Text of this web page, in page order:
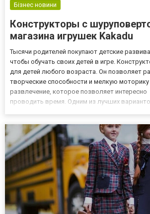
Бізнес новини
Конструкторы с
магазина игрушек Kakadu
Тысячи родителей покупают детские
чтобы обучать своих детей в игре.
для детей любого возраста. Он позволяет
творческие способности и мелкую
развлечение, которое позволяет интересно
проводить время. Одним из лучших